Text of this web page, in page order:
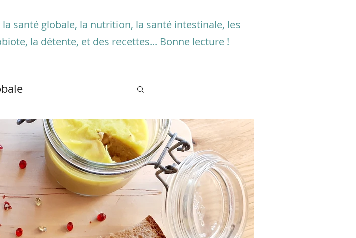
santé globale, la nutrition, la santé intestinale, les
la détente, et des recettes... Bonne lecture !
Microbiote
et intolérances